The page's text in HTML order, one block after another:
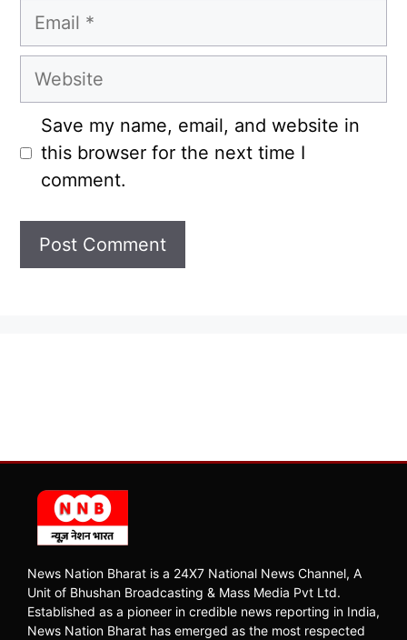
Email
Website
Save my name, email, and website in
this browser for the next time I
comment.
News Nation Bharat is a 24X7 National News Channel, A
Unit of Bhushan Broadcasting & Mass Media Pvt Ltd.
Established as a pioneer in credible news reporting in India,
News Nation Bharat has emerged as the most respected